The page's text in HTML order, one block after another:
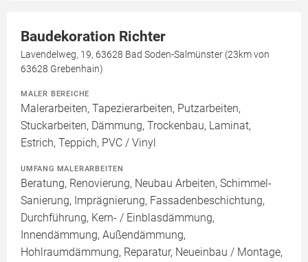
Baudekoration Richter
Lavendelweg, 19, 63628 Bad Soden-Salmünster (23km von
63628 Grebenhain)
MALER BEREICHE
Malerarbeiten, Tapezierarbeiten, Putzarbeiten,
Stuckarbeiten, Dämmung, Trockenbau, Laminat,
Estrich, Teppich, PVC / Vinyl
UMFANG MALERARBEITEN
Beratung, Renovierung, Neubau Arbeiten, Schimmel-
Sanierung, Imprägnierung, Fassadenbeschichtung,
Durchführung, Kern- / Einblasdämmung,
Innendämmung, Außendämmung,
Hohlraumdämmung, Reparatur, Neueinbau / Montage,